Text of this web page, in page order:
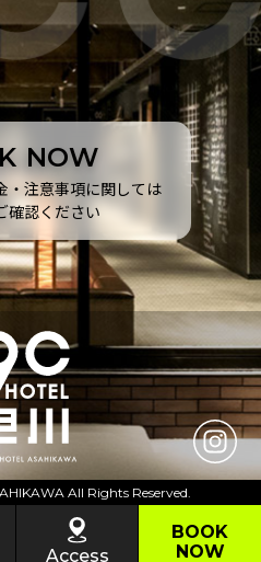
NOW
・注意事項に関しては
確認ください
All Rights Reserved.
Access
BOOK
NOW